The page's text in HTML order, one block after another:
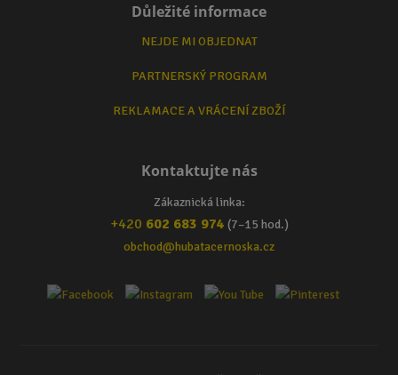
Důležité informace
NEJDE MI OBJEDNAT
PARTNERSKÝ PROGRAM
REKLAMACE A VRÁCENÍ ZBOŽÍ
Kontaktujte nás
Zákaznická linka:
+420 602 683 974 (7–15 hod.)
obchod@hubatacernoska.cz